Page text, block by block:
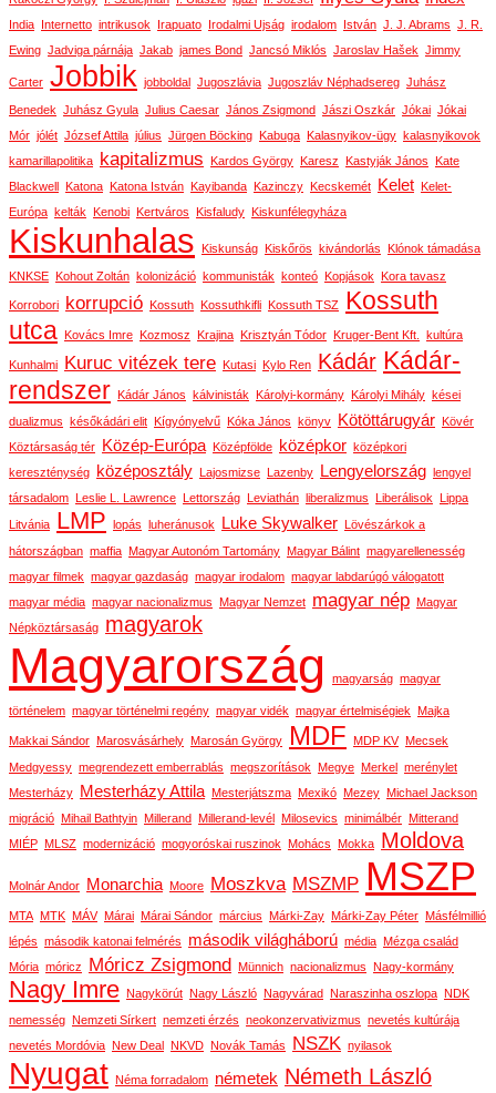
India Internetto intrikusok Irapuato Irodalmi Ujság irodalom István J. J. Abrams J. R.
Ewing Jadviga párnája Jakab james Bond Jancsó Miklós Jaroslav Hašek Jimmy
Carter Jobbik jobboldal Jugoszlávia Jugoszláv Néphadsereg Juhász
Benedek Juhász Gyula Julius Caesar János Zsigmond Jászi Oszkár Jókai Jókai
Mór jólét József Attila július Jürgen Böcking Kabuga Kalasnyikov-ügy kalasnyikovok
kamarillapolitika kapitalizmus Kardos György Karesz Kastyják János
Kate
Blackwell
Katona Katona István Kayibanda Kazinczy Kecskemét Kelet
Kelet-
Európa kelták Kenobi Kertváros Kisfaludy Kiskunfélegyháza
Kiskunhalas Kiskunság Kiskőrös kivándorlás Klónok támadása
KNKSE Kohout Zoltán kolonizáció kommunisták konteó Kopjások Kora tavasz
Korrobori korrupció Kossuth Kossuthkifli Kossuth TSZ Kossuth
utca
Kovács Imre Kozmosz Krajina Krisztyán Tódor Kruger-Bent Kft. kultúra
Kunhalmi Kuruc vitézek tere Kutasi Kylo Ren Kádár Kádár-
rendszer
Kádár János kálvinisták Károlyi-kormány Károlyi Mihály kései
dualizmus
későkádári elit Kígyónyelvű Kóka János könyv Kötöttárugyár
Kövér
Köztársaság tér
Közép-Európa Középfölde középkor középkori
kereszténység
középosztály Lajosmizse Lazenby Lengyelország
lengyel
társadalom
Leslie L. Lawrence Lettország Leviathán liberalizmus Liberálisok
Lippa
Litvánia LMP lopás luheránusok Luke Skywalker
Lövészárkok a
hátországban maffia Magyar Autonóm Tartomány Magyar Bálint magyarellenesség
magyar filmek magyar gazdaság magyar irodalom magyar labdarúgó válogatott
magyar média magyar nacionalizmus Magyar Nemzet magyar nép Magyar
Népköztársaság magyarok
Magyarország magyarság magyar
történelem magyar történelmi regény magyar vidék magyar értelmiségiek Majka
Makkai Sándor Marosvásárhely Marosán György MDF MDP KV Mecsek
Medgyessy megrendezett emberrablás megszorítások Megye Merkel
merénylet
Mesterházy
Mesterházy Attila Mesterjátszma Mexikó Mezey Michael Jackson
migráció Mihail Bathtyin Millerand Millerand-levél Milosevics minimálbér Mitterand
MIÉP MLSZ modernizáció mogyoróskai ruszinok Mohács Mokka Moldova
Molnár Andor Monarchia Moore Moszkva MSZMP MSZP
MTA MTK MÁV Márai Márai Sándor március Márki-Zay Márki-Zay Péter Másfélmillió
lépés második katonai felmérés második világháború média Mézga család
Mória móricz Móricz Zsigmond Münnich nacionalizmus Nagy-kormány
Nagy Imre Nagykörút Nagy László Nagyvárad Naraszinha oszlopa NDK
nemesség Nemzeti Sírkert nemzeti érzés neokonzervativizmus nevetés kultúrája
nevetés Mordóvia New Deal NKVD Novák Tamás NSZK nyilasok
Nyugat Néma forradalom németek Németh László